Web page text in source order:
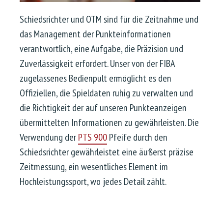
Schiedsrichter und OTM sind für die Zeitnahme und
das Management der Punkteinformationen
verantwortlich, eine Aufgabe, die Präzision und
Zuverlässigkeit erfordert. Unser von der FIBA
zugelassenes Bedienpult ermöglicht es den
Offiziellen, die Spieldaten ruhig zu verwalten und
die Richtigkeit der auf unseren Punkteanzeigen
übermittelten Informationen zu gewährleisten. Die
Verwendung derPTS 900Pfeife durch den
Schiedsrichter gewährleistet eine äußerst präzise
Zeitmessung, ein wesentliches Element im
Hochleistungssport, wo jedes Detail zählt.